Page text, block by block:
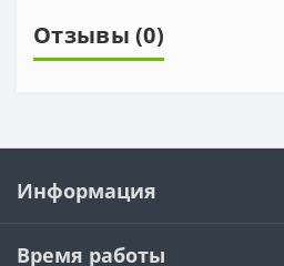
Отзывы (0)
Информация
Время работы